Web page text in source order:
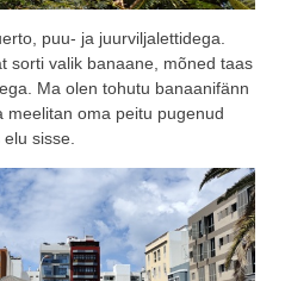
puu- ja juurviljalettidega.
sorti valik banaane, mõned taas
Ma olen tohutu banaanifänn
meelitan oma peitu pugenud
sisse.